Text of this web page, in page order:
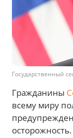
Государственный
Гражданины
всему миру
осторожность.